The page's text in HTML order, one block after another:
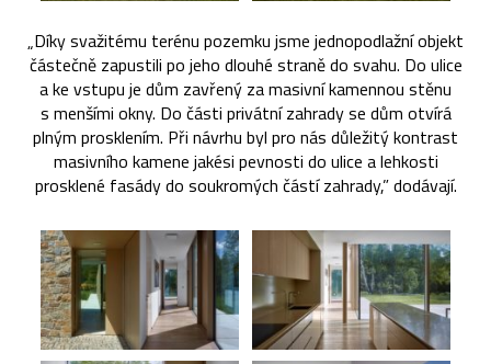
„Díky svažitému terénu pozemku jsme jednopodlažní objekt
částečně zapustili po jeho dlouhé straně do svahu. Do ulice
a ke vstupu je dům zavřený za masivní kamennou stěnu
s menšími okny. Do části privátní zahrady se dům otvírá
plným prosklením. Při návrhu byl pro nás důležitý kontrast
masivního kamene jakési pevnosti do ulice a lehkosti
prosklené fasády do soukromých částí zahrady,” dodávají.